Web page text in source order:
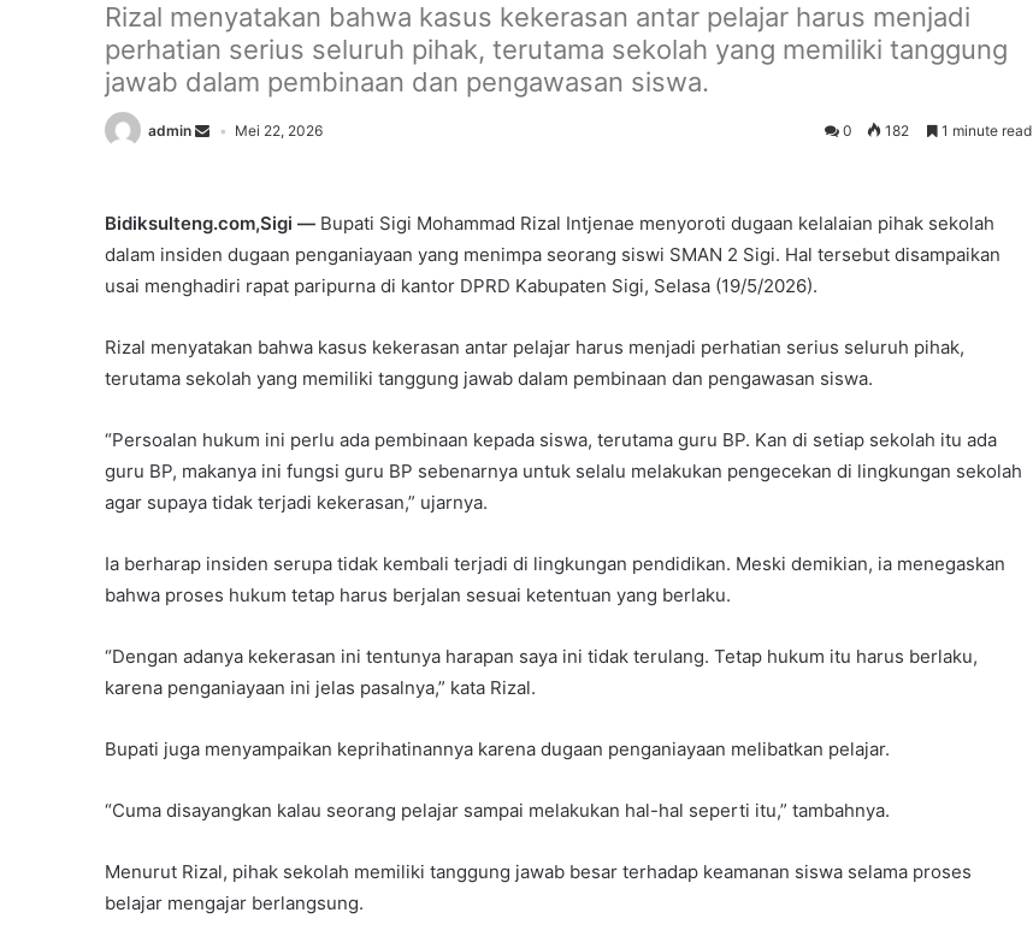
Rizal menyatakan bahwa kasus kekerasan antar pelajar harus menjadi
perhatian serius seluruh pihak, terutama sekolah yang memiliki tanggung
jawab dalam pembinaan dan pengawasan siswa.
admin Mei 22, 2026 0 182 1 minute read
Bidiksulteng.com,Sigi — Bupati Sigi Mohammad Rizal Intjenae menyoroti dugaan kelalaian pihak sekolah
dalam insiden dugaan penganiayaan yang menimpa seorang siswi SMAN 2 Sigi. Hal tersebut disampaikan
usai menghadiri rapat paripurna di kantor DPRD Kabupaten Sigi, Selasa (19/5/2026).
Rizal menyatakan bahwa kasus kekerasan antar pelajar harus menjadi perhatian serius seluruh pihak,
terutama sekolah yang memiliki tanggung jawab dalam pembinaan dan pengawasan siswa.
“Persoalan hukum ini perlu ada pembinaan kepada siswa, terutama guru BP. Kan di setiap sekolah itu ada
guru BP, makanya ini fungsi guru BP sebenarnya untuk selalu melakukan pengecekan di lingkungan sekolah
agar supaya tidak terjadi kekerasan,” ujarnya.
Ia berharap insiden serupa tidak kembali terjadi di lingkungan pendidikan. Meski demikian, ia menegaskan
bahwa proses hukum tetap harus berjalan sesuai ketentuan yang berlaku.
“Dengan adanya kekerasan ini tentunya harapan saya ini tidak terulang. Tetap hukum itu harus berlaku,
karena penganiayaan ini jelas pasalnya,” kata Rizal.
Bupati juga menyampaikan keprihatinannya karena dugaan penganiayaan melibatkan pelajar.
“Cuma disayangkan kalau seorang pelajar sampai melakukan hal-hal seperti itu,” tambahnya.
Menurut Rizal, pihak sekolah memiliki tanggung jawab besar terhadap keamanan siswa selama proses
belajar mengajar berlangsung.